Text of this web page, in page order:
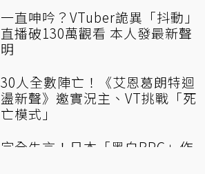
一直呻吟？VTuber詭異「抖動」
直播破130萬觀看 本人發最新聲
明
30人全數陣亡！《艾恩葛朗特迴
盪新聲》邀實況主、VT挑戰「死
亡模式」
完全失言！日本「黑白RPG」作